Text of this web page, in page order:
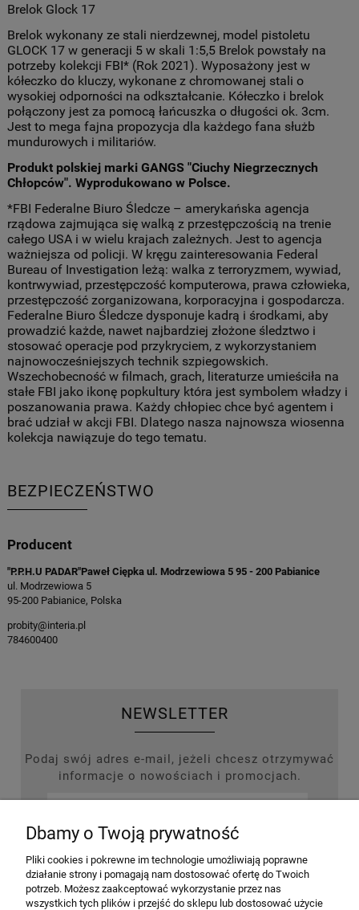
Brelok Glock 17
Brelok wykonany ze stali nierdzewnej, model pistoletu
GLOCK 17 w generacji 5 w skali 1:5,5 Brelok powstały na
potrzeby kolekcji FBI* (Rok 2021). Wyposażony jest w
kółeczko do kluczy, wykonane z chromowanej stali o
wysokiej odporności na odkształcanie. Kółeczko i brelok
połączony jest za pomocą łańcuszka o długości ok. 3cm.
Jest to mega fajna propozycja dla każdego fana służb
mundurowych i militariów.
Produkt polskiej marki GANGS "Ciuchy Niegrzecznych
Chłopców". Wyprodukowano w Polsce.
*FBI Federalne Biuro Śledcze – amerykańska agencja
rządowa zajmująca się walką z przestępczością na trenie
całego USA i w wielu krajach zależnych. Jest to agencja
ważniejsza od policji. W kręgu zainteresowania Federal
Bureau of Investigation leżą: walka z terroryzmem, wywiad,
kontrwywiad, przestępczość komputerowa, prawa człowieka,
przestępczość zorganizowana, korporacyjna i gospodarcza.
Federalne Biuro Śledcze dysponuje kadrą i środkami, aby
prowadzić każde, nawet najbardziej złożone śledztwo i
stosować operacje pod przykryciem, z wykorzystaniem
najnowocześniejszych technik szpiegowskich.
Wszechobecność w filmach, grach, literaturze umieściła na
stałe FBI jako ikonę popkultury która jest symbolem władzy i
poszanowania prawa. Każdy chłopiec chce być agentem i
brać udział w akcji FBI. Dlatego nasza najnowsza wiosenna
kolekcja nawiązuje do tego tematu.
BEZPIECZEŃSTWO
Producent
"P.P.H.U PADAR"Paweł Ciępka ul. Modrzewiowa 5 95 - 200 Pabianice
ul. Modrzewiowa 5
95-200 Pabianice, Polska
probity@interia.pl
784600400
NEWSLETTER
Podaj swój adres e-mail, jeżeli chcesz otrzymywać
informacje o nowościach i promocjach.
ZAPISZ SIĘ
Dbamy o Twoją prywatność
Pliki cookies i pokrewne im technologie umożliwiają poprawne
działanie strony i pomagają nam dostosować ofertę do Twoich
potrzeb. Możesz zaakceptować wykorzystanie przez nas
wszystkich tych plików i przejść do sklepu lub dostosować użycie